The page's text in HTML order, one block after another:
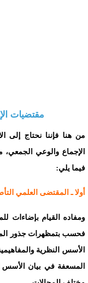
مقتضيات
من هنا فإننا نحتاج إلى
الإجماع والوعي
فيما يلي:
أولا ـ المقتضى العلمي
ومفاده القيام بإضاءات
فحسب بتمظهرات جذور
الأسس النظرية
المسعفة في بيان الأسس